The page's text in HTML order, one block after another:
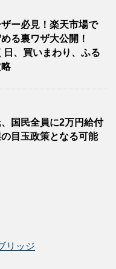
ー必見！楽天市場で
る裏ワザ大公開！
、買いまわり、ふる
、国民全員に2万円給付
目玉政策となる可能
リッジ